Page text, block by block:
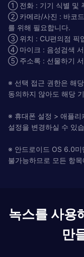
① 전화 : 기기 식별 및
② 카메라/사진 : 바코드
를 위해 필요합니다.
③ 위치 : CU편의점 픽
④ 마이크 : 음성검색 서
⑤ 주소록 : 선물하기 서
※ 선택 접근 권한은 해
동의하지 않아도 해당
※ 휴대폰 설정 > 애플
설정을 변경하실 수 있
※ 안드로이드 OS 6.0미
불가능하므로 모든 항
녹스를 사용
만